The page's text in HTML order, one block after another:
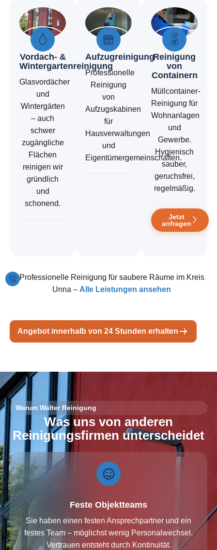
Vordach- &
Wintergartenreinigung
Glasvordächer
und
Wintergärten
– auch
schwer
zugängliche
Flächen
reinigen wir
gründlich
und
schonend.
Aufzugreinigung
Professionelle
Reinigung
von
Aufzugskabinen
für
Hausverwaltungen
und
Eigentümergemeinschaften.
Reinigung
von
Containern
Müllcontainer-
Reinigung für
Wohnanlagen
und
Gewerbe.
Hygienisch
sauber,
geruchsfrei,
regelmäßig.
Jetzt
anfragen
Professionelle Reinigung für saubere Räume im Kreis
Unna – Alle Leistungen ansehen
Angebot innerhalb von 24 Stunden erhalten
Warum Walter Reinigung
Was uns von anderen
Reinigungsfirmen unterscheidet
Feste Objektteams
Sie haben einen festen Ansprechpartner und ein
festes Team – möglichst wenig Personalwechsel.
Vertrauen entsteht durch Kontinuität.